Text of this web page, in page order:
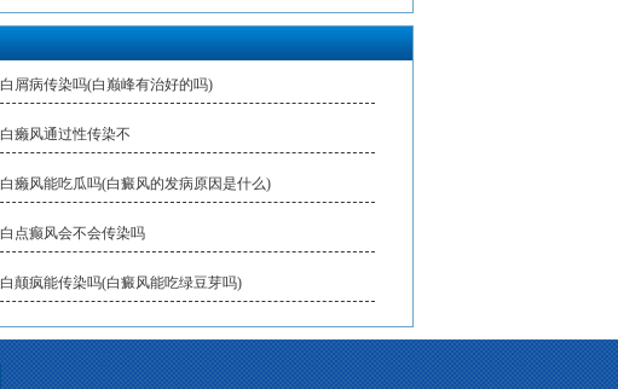
白屑病传染吗(白巅峰有治好的吗)
白癞风通过性传染不
白癞风能吃瓜吗(白癜风的发病原因是什么)
白点癫风会不会传染吗
白颠疯能传染吗(白癜风能吃绿豆芽吗)